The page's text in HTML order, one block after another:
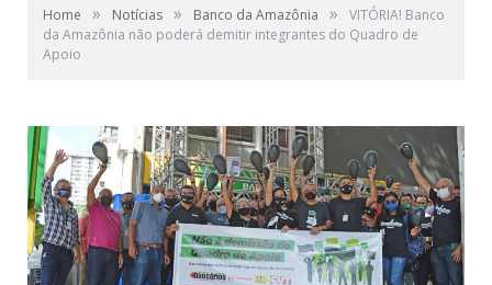
Home » Notícias » Banco da Amazônia »
VITÓRIA! Banco
da Amazônia não poderá demitir integrantes do Quadro de
Apoio